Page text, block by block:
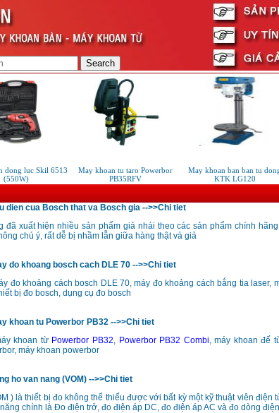
dong luc Skil 6513
(550W)
May khoan tu taro Powerbor
PB35RFV
May khoan ban ban tu dong
KTK LG120
dien cua Bosch that va Bosch gia -->>Chi tiet
đã xuất hiện nhiều sản phẩm giả nhái theo các sản phẩm chính
chú ý, rất dễ bị nhầm lẫn giữa hàng thật và giả
do khoang bosch cach DLE 70 -->>Chi tiet
đo khoảng cách bosch DLE 70, máy đo khoảng cách bắng tia laser,
bị đo bosch, dụng cụ đo bosch
khoan tu Powerbor PB32 -->>Chi tiet
khoan từ Powerbor PB32, Powerbor PB32 Combi, máy khoan đế
máy khoan powerbor
ho van nang (VOM) -->>Chi tiet
) là thiết bị đo không thể thiếu được với bất kỳ một kỹ thuật viên điện
chính là Đo điện trở, đo điện áp DC, đo điện áp AC và đo dòng